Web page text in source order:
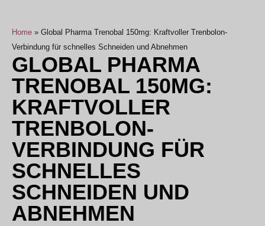
Home » Global Pharma Trenobal 150mg: Kraftvoller Trenbolon-
Verbindung für schnelles Schneiden und Abnehmen
GLOBAL PHARMA
TRENOBAL 150MG:
KRAFTVOLLER
TRENBOLON-
VERBINDUNG FÜR
SCHNELLES
SCHNEIDEN UND
ABNEHMEN